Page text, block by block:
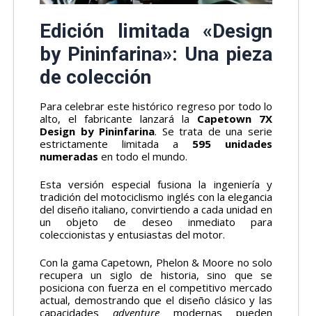
Edición limitada «Design
by Pininfarina»: Una pieza
de colección
Para celebrar este histórico regreso por todo lo
alto, el fabricante lanzará la Capetown 7X
Design by Pininfarina. Se trata de una serie
estrictamente limitada a 595 unidades
numeradas en todo el mundo.
Esta versión especial fusiona la ingeniería y
tradición del motociclismo inglés con la elegancia
del diseño italiano, convirtiendo a cada unidad en
un objeto de deseo inmediato para
coleccionistas y entusiastas del motor.
Con la gama Capetown, Phelon & Moore no solo
recupera un siglo de historia, sino que se
posiciona con fuerza en el competitivo mercado
actual, demostrando que el diseño clásico y las
capacidades adventure modernas pueden